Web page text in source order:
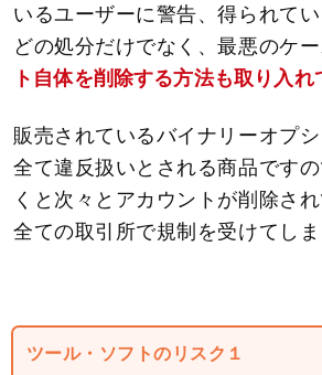
いるユーザーに警告、得られて
どの処分だけでなく、最悪のケ
ト自体を削除する方法も取り入れ
販売されているバイナリーオプ
全て違反扱いとされる商品です
くと次々とアカウントが削除さ
全ての取引所で規制を受けてしま
ツール・ソフトのリスク１